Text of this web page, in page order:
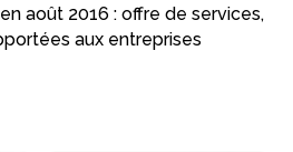
août 2016 : offre de services,
aux entreprises